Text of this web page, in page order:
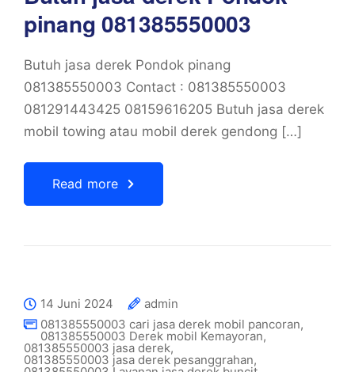
pinang 081385550003
Butuh jasa derek Pondok pinang
081385550003 Contact : 081385550003
081291443425 08159616205 Butuh jasa derek
mobil towing atau mobil derek gendong […]
Read more
14 Juni 2024
admin
081385550003 cari jasa derek mobil pancoran,
081385550003 Derek mobil Kemayoran,
081385550003 jasa derek,
081385550003 jasa derek pesanggrahan,